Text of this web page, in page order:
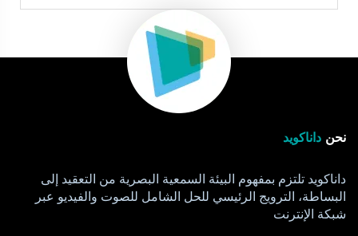
نحن داناكويد
داناكويد تلتزم بمفهوم البيئة السمعية البصرية من التعقيد إلى
البساطة، الترويج الرئيسي للحل الشامل للصوت والفيديو عبر
شبكة الإنترنت